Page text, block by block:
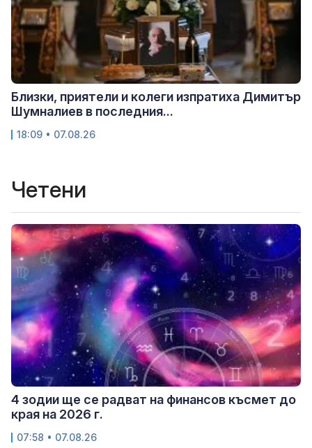
Близки, приятели и колеги изпратиха Димитър
Шумналиев в последния...
18:09 • 07.08.26
Четени
4 зодии ще се радват на финансов късмет до
края на 2026 г.
07:58 • 07.08.26